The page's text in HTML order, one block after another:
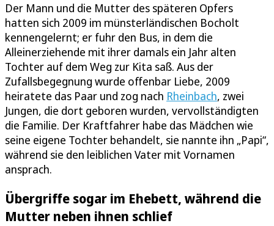
Der Mann und die Mutter des späteren Opfers
hatten sich 2009 im münsterländischen Bocholt
kennengelernt; er fuhr den Bus, in dem die
Alleinerziehende mit ihrer damals ein Jahr alten
Tochter auf dem Weg zur Kita saß. Aus der
Zufallsbegegnung wurde offenbar Liebe, 2009
heiratete das Paar und zog nach Rheinbach, zwei
Jungen, die dort geboren wurden, vervollständigten
die Familie. Der Kraftfahrer habe das Mädchen wie
seine eigene Tochter behandelt, sie nannte ihn „Papi“,
während sie den leiblichen Vater mit Vornamen
ansprach.
Übergriffe sogar im Ehebett, während die
Mutter neben ihnen schlief